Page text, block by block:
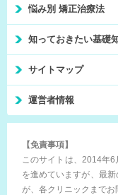
悩み別 矯正治療法
知っておきたい基礎
サイトマップ
運営者情報
【免責事項】
このサイトは、2014年
を進めていますが、最
が、各クリニックまでお